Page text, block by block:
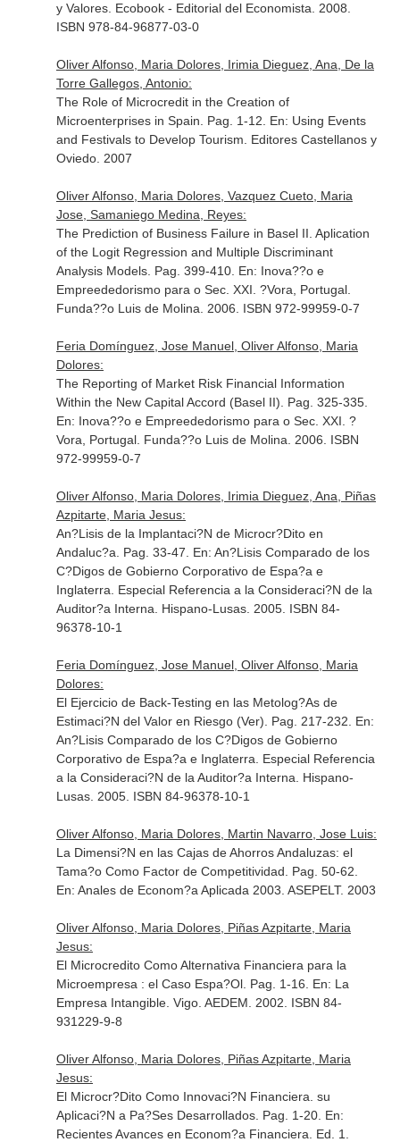
y Valores. Ecobook - Editorial del Economista. 2008.
ISBN 978-84-96877-03-0
Oliver Alfonso, Maria Dolores, Irimia Dieguez, Ana, De la
Torre Gallegos, Antonio:
The Role of Microcredit in the Creation of
Microenterprises in Spain. Pag. 1-12. En: Using Events
and Festivals to Develop Tourism . Editores Castellanos y
Oviedo. 2007
Oliver Alfonso, Maria Dolores, Vazquez Cueto, Maria
Jose, Samaniego Medina, Reyes:
The Prediction of Business Failure in Basel II. Aplication
of the Logit Regression and Multiple Discriminant
Analysis Models. Pag. 399-410. En: Inova??o e
Empreededorismo para o Sec. XXI . ?Vora, Portugal.
Funda??o Luis de Molina. 2006. ISBN 972-99959-0-7
Feria Domínguez, Jose Manuel, Oliver Alfonso, Maria
Dolores:
The Reporting of Market Risk Financial Information
Within the New Capital Accord (Basel II). Pag. 325-335.
En: Inova??o e Empreededorismo para o Sec. XXI . ?
Vora, Portugal. Funda??o Luis de Molina. 2006. ISBN
972-99959-0-7
Oliver Alfonso, Maria Dolores, Irimia Dieguez, Ana, Piñas
Azpitarte, Maria Jesus:
An?Lisis de la Implantaci?N de Microcr?Dito en
Andaluc?a. Pag. 33-47. En: An?Lisis Comparado de los
C?Digos de Gobierno Corporativo de Espa?a e
Inglaterra. Especial Referencia a la Consideraci?N de la
Auditor?a Interna . Hispano-Lusas. 2005. ISBN 84-
96378-10-1
Feria Domínguez, Jose Manuel, Oliver Alfonso, Maria
Dolores:
El Ejercicio de Back-Testing en las Metolog?As de
Estimaci?N del Valor en Riesgo (Ver). Pag. 217-232. En:
An?Lisis Comparado de los C?Digos de Gobierno
Corporativo de Espa?a e Inglaterra. Especial Referencia
a la Consideraci?N de la Auditor?a Interna . Hispano-
Lusas. 2005. ISBN 84-96378-10-1
Oliver Alfonso, Maria Dolores, Martin Navarro, Jose Luis:
La Dimensi?N en las Cajas de Ahorros Andaluzas: el
Tama?o Como Factor de Competitividad. Pag. 50-62.
En: Anales de Econom?a Aplicada 2003 . ASEPELT. 2003
Oliver Alfonso, Maria Dolores, Piñas Azpitarte, Maria
Jesus:
El Microcredito Como Alternativa Financiera para la
Microempresa : el Caso Espa?Ol. Pag. 1-16. En: La
Empresa Intangible. Vigo. AEDEM. 2002. ISBN 84-
931229-9-8
Oliver Alfonso, Maria Dolores, Piñas Azpitarte, Maria
Jesus:
El Microcr?Dito Como Innovaci?N Financiera. su
Aplicaci?N a Pa?Ses Desarrollados. Pag. 1-20. En:
Recientes Avances en Econom?a Financiera . Ed. 1.